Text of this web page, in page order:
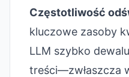
Częstotliwość
kluczowe zasoby
LLM szybko
treści—zwłaszcza